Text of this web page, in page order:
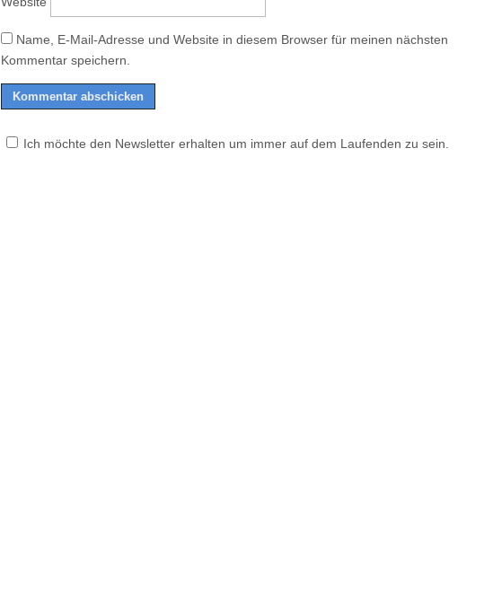
Name, E-Mail-Adresse und Website in diesem Browser für meinen nächsten
Kommentar speichern.
Ich möchte den Newsletter erhalten um immer auf dem Laufenden zu sein.